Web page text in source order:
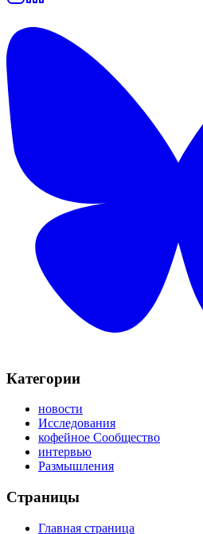
Категории
новости
Исследования
кофейное Сообщество
интервью
Размышления
Страницы
Главная страница